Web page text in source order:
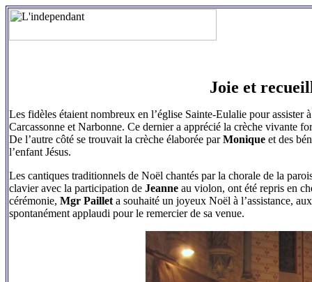
Joie et
Les fidèles étaient nombreux en l’église Sainte-Eulalie pour
Carcassonne et Narbonne. Ce dernier a apprécié la crèche vivante
De l’autre côté se trouvait la crèche élaborée parMonique et des
l’enfant Jésus.
Les cantiques traditionnels de Noël chantés par la chorale de la
clavier avec la participation de Jeanne au violon, ont été repris en
cérémonie, Mgr Paillet a souhaité un joyeux Noël à l’assistance,
spontanément applaudi pour le remercier de sa venue.